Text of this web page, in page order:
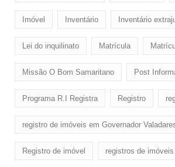
Imóvel Inventário Inventário
Lei do inquilinato Matrícula
Missão O Bom Samaritano Post
Programa R.I Registra Registro
registro de imóveis em Governador
Registro de imóvel registros de imóveis